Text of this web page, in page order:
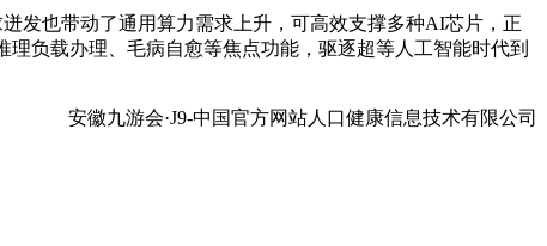
发也带动了通用算力需求上升，可高效支撑多种AI芯片，正
负载办理、毛病自愈等焦点功能，驱逐超等人工智能时代到
安徽九游会·J9-中国官方网站人口健康信息技术有限公司